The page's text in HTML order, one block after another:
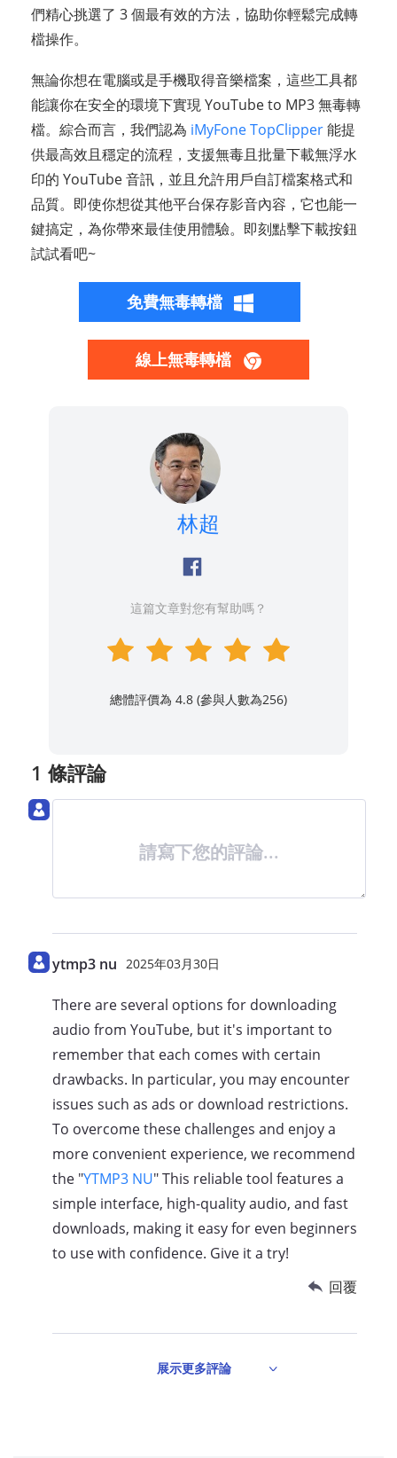
們精心挑選了 3 個最有效的方法，協助你輕鬆完成轉
檔操作。
無論你想在電腦或是手機取得音樂檔案，這些工具都
能讓你在安全的環境下實現 YouTube to MP3 無毒轉
檔。綜合而言，我們認為 iMyFone TopClipper能提
供最高效且穩定的流程，支援無毒且批量下載無浮水
印的 YouTube 音訊，並且允許用戶自訂檔案格式和
品質。即使你想從其他平台保存影音內容，它也能一
鍵搞定，為你帶來最佳使用體驗。即刻點擊下載按鈕
試試看吧~
免費無毒轉檔
線上無毒轉檔
林超
這篇文章對您有幫助嗎？
總體評價為 4.8 (參與人數為256)
1 條評論
請寫下您的評論...
ytmp3 nu 2025年03月30日
There are several options for downloading
audio from YouTube, but it's important to
remember that each comes with certain
drawbacks. In particular, you may encounter
issues such as ads or download restrictions.
To overcome these challenges and enjoy a
more convenient experience, we recommend
the "YTMP3 NU" This reliable tool features a
simple interface, high-quality audio, and fast
downloads, making it easy for even beginners
to use with confidence. Give it a try!
回覆
展示更多評論